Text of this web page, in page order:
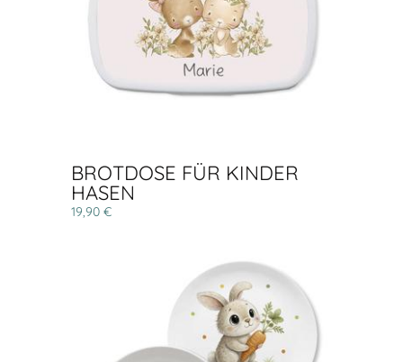
BROTDOSE FÜR KINDER
HASEN
19,90 €